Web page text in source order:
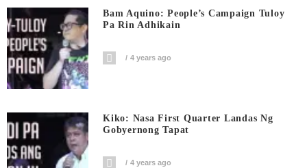
Bam Aquino: People’s Campaign Tuloy
Pa Rin Adhikain
4 years ago
Kiko: Nasa First Quarter Landas Ng
Gobyernong Tapat
4 years ago